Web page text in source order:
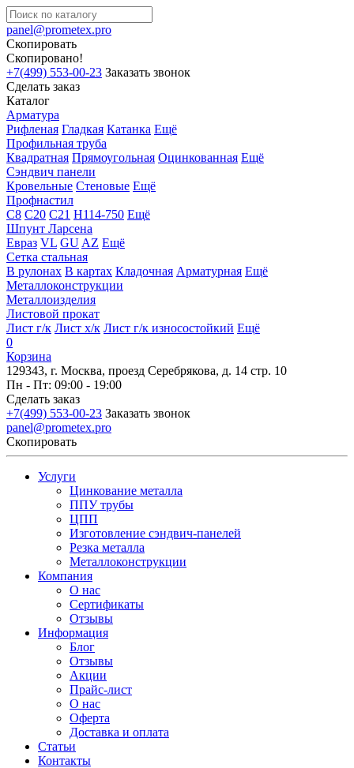
panel@prometex.pro
Скопировать
Скопировано!
+7(499) 553-00-23 Заказать звонок
Сделать заказ
Каталог
Арматура
Рифленая Гладкая Катанка Ещё
Профильная труба
Квадратная Прямоугольная Оцинкованная Ещё
Сэндвич панели
Кровельные Стеновые Ещё
Профнастил
С8 С20 С21 Н114-750 Ещё
Шпунт Ларсена
Евраз VL GU AZ Ещё
Сетка стальная
В рулонах В картах Кладочная Арматурная Ещё
Металлоконструкции
Металлоизделия
Листовой прокат
Лист г/к Лист х/к Лист г/к износостойкий Ещё
0
Корзина
129343, г. Москва, проезд Серебрякова, д. 14 стр. 10
Пн - Пт: 09:00 - 19:00
Сделать заказ
+7(499) 553-00-23 Заказать звонок
panel@prometex.pro
Скопировать
Услуги
Цинкование металла
ППУ трубы
ЦПП
Изготовление сэндвич-панелей
Резка металла
Металлоконструкции
Компания
О нас
Сертификаты
Отзывы
Информация
Блог
Отзывы
Акции
Прайс-лист
О нас
Оферта
Доставка и оплата
Статьи
Контакты